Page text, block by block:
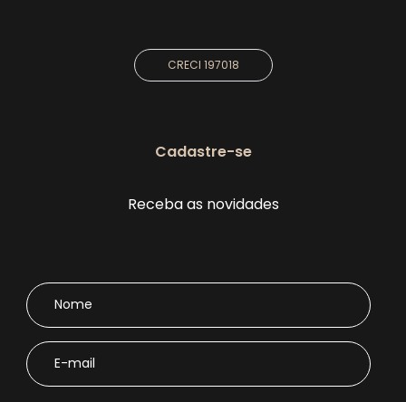
CRECI 197018
Cadastre-se
Receba as novidades